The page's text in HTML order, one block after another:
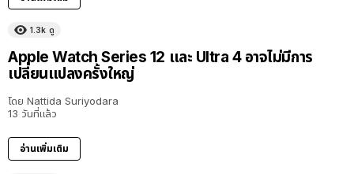
1.3k ดู
Apple Watch Series 12 และ Ultra 4 อาจไม่มีการ
เปลี่ยนแปลงครั้งใหญ่
โดย Nattida Suriyodara
13 วันที่แล้ว
อ่านเพิ่มเติม